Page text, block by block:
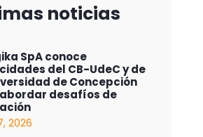
noticias
SpA conoce
del CB-UdeC y de
de Concepción
desafíos de
2026